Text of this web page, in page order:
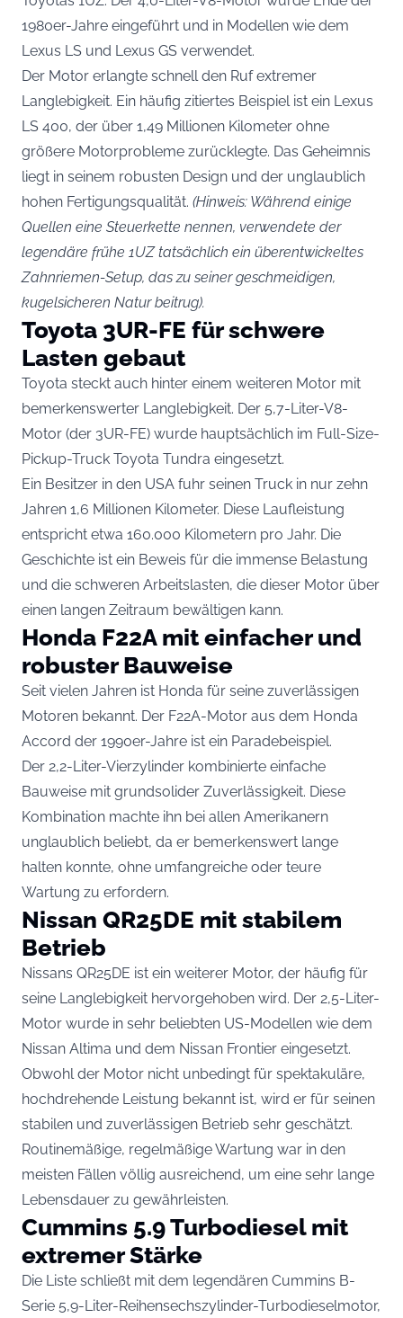
1980er-Jahre eingeführt und in Modellen wie dem
Lexus LS und Lexus GS verwendet.
Der Motor erlangte schnell den Ruf extremer
Langlebigkeit. Ein häufig zitiertes Beispiel ist ein Lexus
LS 400, der über 1,49 Millionen Kilometer ohne
größere Motorprobleme zurücklegte. Das Geheimnis
liegt in seinem robusten Design und der unglaublich
hohen Fertigungsqualität. (Hinweis: Während einige
Quellen eine Steuerkette nennen, verwendete der
legendäre frühe 1UZ tatsächlich ein überentwickeltes
Zahnriemen-Setup, das zu seiner geschmeidigen,
kugelsicheren Natur beitrug).
Toyota 3UR-FE für schwere
Lasten gebaut
Toyota steckt auch hinter einem weiteren Motor mit
bemerkenswerter Langlebigkeit. Der 5,7-Liter-V8-
Motor (der 3UR-FE) wurde hauptsächlich im Full-Size-
Pickup-Truck Toyota Tundra eingesetzt.
Ein Besitzer in den USA fuhr seinen Truck in nur zehn
Jahren 1,6 Millionen Kilometer. Diese Laufleistung
entspricht etwa 160.000 Kilometern pro Jahr. Die
Geschichte ist ein Beweis für die immense Belastung
und die schweren Arbeitslasten, die dieser Motor über
einen langen Zeitraum bewältigen kann.
Honda F22A mit einfacher und
robuster Bauweise
Seit vielen Jahren ist Honda für seine zuverlässigen
Motoren bekannt. Der F22A-Motor aus dem Honda
Accord der 1990er-Jahre ist ein Paradebeispiel.
Der 2,2-Liter-Vierzylinder kombinierte einfache
Bauweise mit grundsolider Zuverlässigkeit. Diese
Kombination machte ihn bei allen Amerikanern
unglaublich beliebt, da er bemerkenswert lange
halten konnte, ohne umfangreiche oder teure
Wartung zu erfordern.
Nissan QR25DE mit stabilem
Betrieb
Nissans QR25DE ist ein weiterer Motor, der häufig für
seine Langlebigkeit hervorgehoben wird. Der 2,5-Liter-
Motor wurde in sehr beliebten US-Modellen wie dem
Nissan Altima und dem Nissan Frontier eingesetzt.
Obwohl der Motor nicht unbedingt für spektakuläre,
hochdrehende Leistung bekannt ist, wird er für seinen
stabilen und zuverlässigen Betrieb sehr geschätzt.
Routinemäßige, regelmäßige Wartung war in den
meisten Fällen völlig ausreichend, um eine sehr lange
Lebensdauer zu gewährleisten.
Cummins 5.9 Turbodiesel mit
extremer Stärke
Die Liste schließt mit dem legendären Cummins B-
Serie 5,9-Liter-Reihensechszylinder-Turbodieselmotor,